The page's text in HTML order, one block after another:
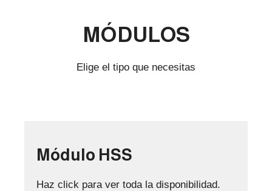
MÓDULOS
Elige el tipo que necesitas
Módulo HSS
Haz click para ver toda la disponibilidad.